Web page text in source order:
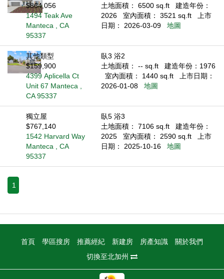
$864,056
1494 Teak Ave
Manteca , CA
95337
土地面積： 6500 sq.ft
建造年份：
2026
室內面積： 3521 sq.ft
上市
日期： 2026-03-09
地圖
其他類型
$159,900
4399 Aplicella Ct
Unit 67 Manteca ,
CA 95337
臥3 浴2
土地面積： -- sq.ft
建造年份：1976
室內面積： 1440 sq.ft
上市日期：
2026-01-08
地圖
獨立屋
$767,140
1542 Harvard Way
Manteca , CA
95337
臥5 浴3
土地面積： 7106 sq.ft
建造年份：
2025
室內面積： 2590 sq.ft
上市
日期： 2025-10-16
地圖
1
首頁 學區搜房 推薦經紀 新建房 房產知識
關於我們
切換至北加州